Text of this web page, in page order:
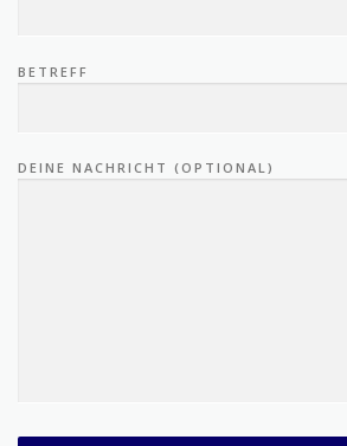
BETREFF
DEINE NACHRICHT (OPTIONAL)